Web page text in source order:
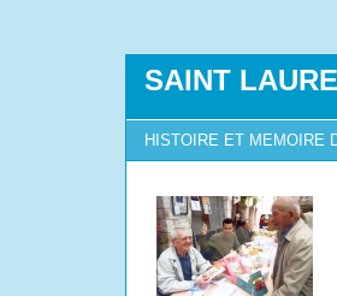
SAINT
HISTOIRE ET MEMOIRE